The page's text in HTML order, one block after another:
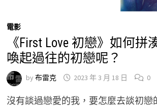
電影
《First Love 初戀》如何拼
喚起過往的初戀呢？
by 布雷克 2023 年 3 月 18 日 0
沒有談過戀愛的我，要怎麼去談初戀